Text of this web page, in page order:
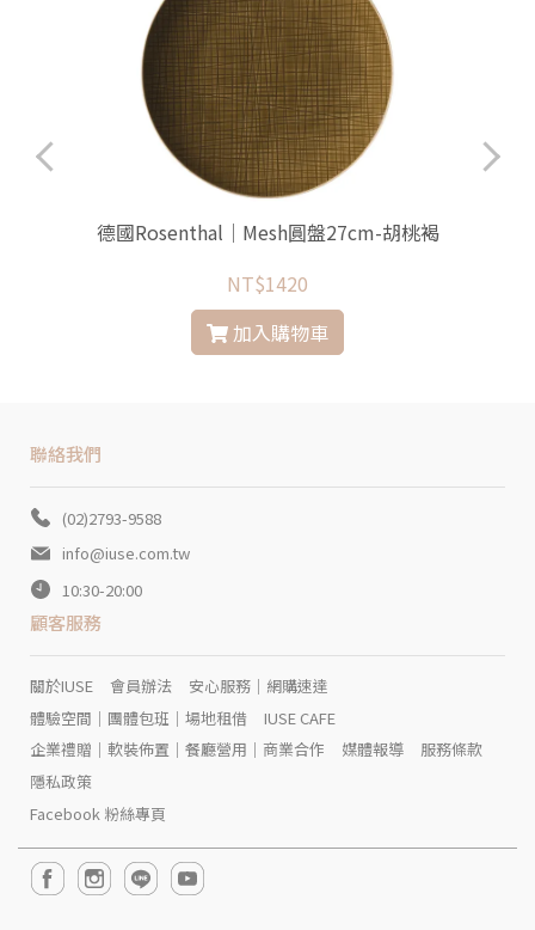
德國Rosenthal│Mesh圓盤27cm-胡桃褐
NT$1420
加入購物車
聯絡我們
(02)2793-9588
info@iuse.com.tw
10:30-20:00
顧客服務
關於IUSE 會員辦法
安心服務｜網購速達
體驗空間｜團體包班｜場地租借
IUSE CAFE
企業禮贈｜軟裝佈置｜餐廳營用｜商業合作
媒體報導
服務條款
隱私政策
Facebook 粉絲專頁